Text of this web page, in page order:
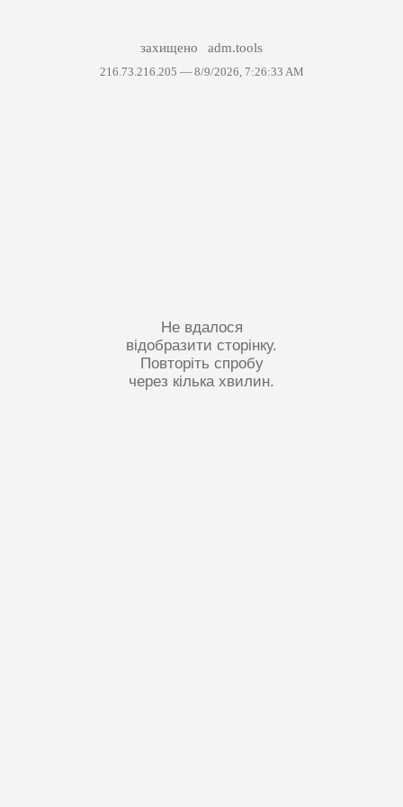
захищено adm.tools
216.73.216.205 — 8/9/2026, 7:26:33 AM
Не вдалося
відобразити сторінку.
Повторіть спробу
через кілька хвилин.